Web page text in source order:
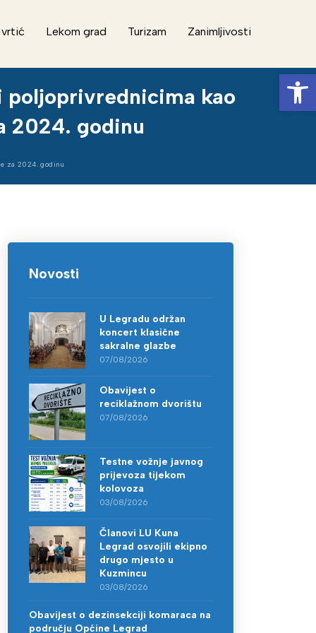
vrtić Lekom grad Turizam
Zanimljivosti
poljoprivrednicima kao
2024. godinu
za 2024. godinu
Novosti
U Legradu održan
koncert klasične
sakralne glazbe
07/08/2026
Obavijest o
reciklažnom dvorištu
07/08/2026
Testne vožnje javnog
prijevoza tijekom
kolovoza
03/08/2026
Članovi LU Kuna
Legrad osvojili ekipno
drugo mjesto u
Kuzmincu
03/08/2026
Obavijest o dezinsekciji komaraca na
području Općine Legrad